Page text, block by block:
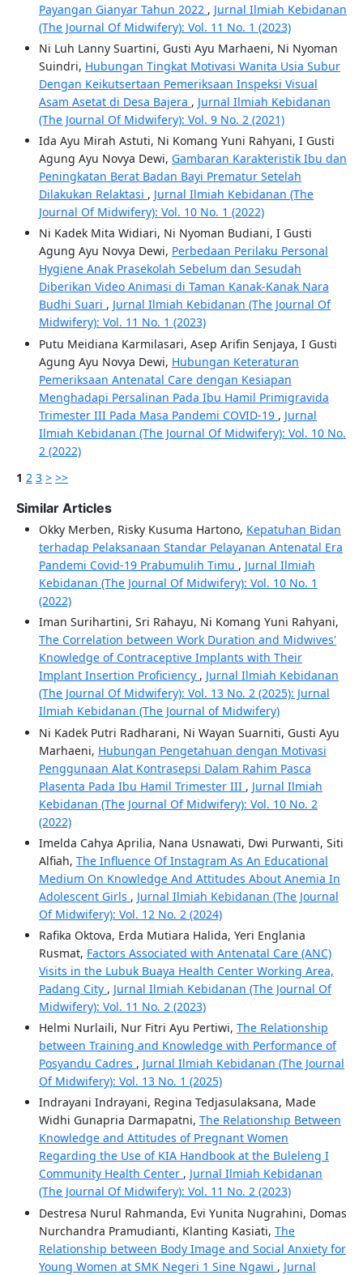
Payangan Gianyar Tahun 2022 , Jurnal Ilmiah Kebidanan
(The Journal Of Midwifery): Vol. 11 No. 1 (2023)
Ni Luh Lanny Suartini, Gusti Ayu Marhaeni, Ni Nyoman
Suindri, Hubungan Tingkat Motivasi Wanita Usia Subur
Dengan Keikutsertaan Pemeriksaan Inspeksi Visual
Asam Asetat di Desa Bajera , Jurnal Ilmiah Kebidanan
(The Journal Of Midwifery): Vol. 9 No. 2 (2021)
Ida Ayu Mirah Astuti, Ni Komang Yuni Rahyani, I Gusti
Agung Ayu Novya Dewi, Gambaran Karakteristik Ibu dan
Peningkatan Berat Badan Bayi Prematur Setelah
Dilakukan Relaktasi , Jurnal Ilmiah Kebidanan (The
Journal Of Midwifery): Vol. 10 No. 1 (2022)
Ni Kadek Mita Widiari, Ni Nyoman Budiani, I Gusti
Agung Ayu Novya Dewi, Perbedaan Perilaku Personal
Hygiene Anak Prasekolah Sebelum dan Sesudah
Diberikan Video Animasi di Taman Kanak-Kanak Nara
Budhi Suari , Jurnal Ilmiah Kebidanan (The Journal Of
Midwifery): Vol. 11 No. 1 (2023)
Putu Meidiana Karmilasari, Asep Arifin Senjaya, I Gusti
Agung Ayu Novya Dewi, Hubungan Keteraturan
Pemeriksaan Antenatal Care dengan Kesiapan
Menghadapi Persalinan Pada Ibu Hamil Primigravida
Trimester III Pada Masa Pandemi COVID-19 , Jurnal
Ilmiah Kebidanan (The Journal Of Midwifery): Vol. 10 No.
2 (2022)
1 2 3 > >>
Similar Articles
Okky Merben, Risky Kusuma Hartono, Kepatuhan Bidan
terhadap Pelaksanaan Standar Pelayanan Antenatal Era
Pandemi Covid-19 Prabumulih Timu , Jurnal Ilmiah
Kebidanan (The Journal Of Midwifery): Vol. 10 No. 1
(2022)
Iman Surihartini, Sri Rahayu, Ni Komang Yuni Rahyani,
The Correlation between Work Duration and Midwives'
Knowledge of Contraceptive Implants with Their
Implant Insertion Proficiency , Jurnal Ilmiah Kebidanan
(The Journal Of Midwifery): Vol. 13 No. 2 (2025): Jurnal
Ilmiah Kebidanan (The Journal of Midwifery)
Ni Kadek Putri Radharani, Ni Wayan Suarniti, Gusti Ayu
Marhaeni, Hubungan Pengetahuan dengan Motivasi
Penggunaan Alat Kontrasepsi Dalam Rahim Pasca
Plasenta Pada Ibu Hamil Trimester III , Jurnal Ilmiah
Kebidanan (The Journal Of Midwifery): Vol. 10 No. 2
(2022)
Imelda Cahya Aprilia, Nana Usnawati, Dwi Purwanti, Siti
Alfiah, The Influence Of Instagram As An Educational
Medium On Knowledge And Attitudes About Anemia In
Adolescent Girls , Jurnal Ilmiah Kebidanan (The Journal
Of Midwifery): Vol. 12 No. 2 (2024)
Rafika Oktova, Erda Mutiara Halida, Yeri Englania
Rusmat, Factors Associated with Antenatal Care (ANC)
Visits in the Lubuk Buaya Health Center Working Area,
Padang City , Jurnal Ilmiah Kebidanan (The Journal Of
Midwifery): Vol. 11 No. 2 (2023)
Helmi Nurlaili, Nur Fitri Ayu Pertiwi, The Relationship
between Training and Knowledge with Performance of
Posyandu Cadres , Jurnal Ilmiah Kebidanan (The Journal
Of Midwifery): Vol. 13 No. 1 (2025)
Indrayani Indrayani, Regina Tedjasulaksana, Made
Widhi Gunapria Darmapatni, The Relationship Between
Knowledge and Attitudes of Pregnant Women
Regarding the Use of KIA Handbook at the Buleleng I
Community Health Center , Jurnal Ilmiah Kebidanan
(The Journal Of Midwifery): Vol. 11 No. 2 (2023)
Destresa Nurul Rahmanda, Evi Yunita Nugrahini, Domas
Nurchandra Pramudianti, Klanting Kasiati, The
Relationship between Body Image and Social Anxiety for
Young Women at SMK Negeri 1 Sine Ngawi , Jurnal